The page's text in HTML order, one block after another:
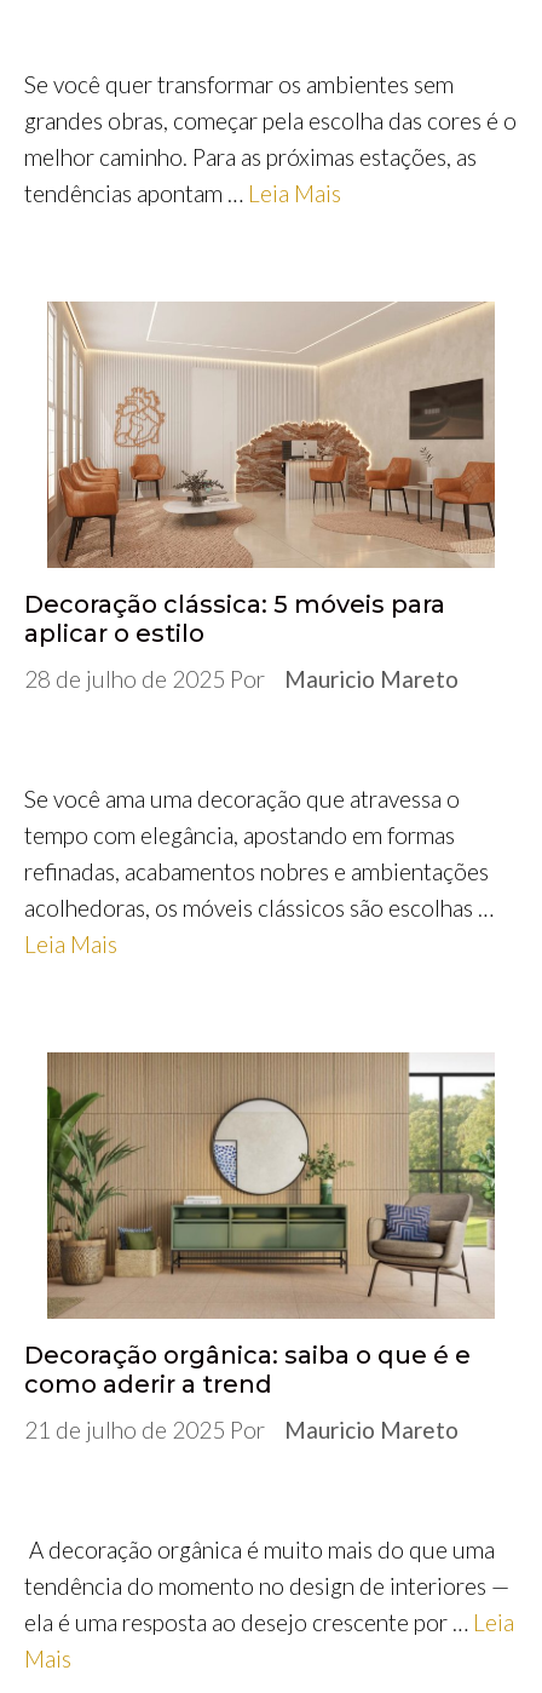
Se você quer transformar os ambientes sem
grandes obras, começar pela escolha das cores é o
melhor caminho. Para as próximas estações, as
tendências apontam … Leia Mais
Decoração clássica: 5 móveis para
aplicar o estilo
28 de julho de 2025 Por Mauricio Mareto
Se você ama uma decoração que atravessa o
tempo com elegância, apostando em formas
refinadas, acabamentos nobres e ambientações
acolhedoras, os móveis clássicos são escolhas …
Leia Mais
Decoração orgânica: saiba o que é e
como aderir a trend
21 de julho de 2025 Por Mauricio Mareto
A decoração orgânica é muito mais do que uma
tendência do momento no design de interiores —
ela é uma resposta ao desejo crescente por … Leia
Mais